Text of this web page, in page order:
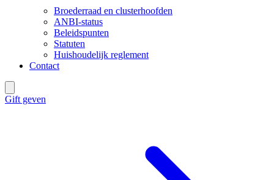
Broederraad en clusterhoofden
ANBI-status
Beleidspunten
Statuten
Huishoudelijk reglement
Contact
Gift geven